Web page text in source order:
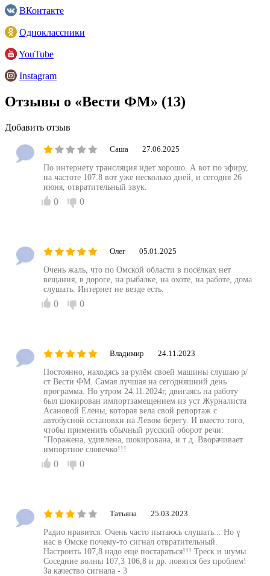
ВКонтакте
Одноклассники
YouTube
Instagram
Отзывы о «Вести ФМ» (13)
Добавить отзыв
Саша 27.06.2025
По интернету трансляция идет хорошо. А вот по эфиру,
на частоте 107.8 вот уже несколько дней, и сегодня 26
июня, отвратительный звук.
0 0
Олег 05.01.2025
Очень жаль, что по Омской области в посёлках нет
вещания, в дороге, на рыбалке, на охоте, на работе, дома
слушать. Интернет не везде есть.
0 0
Владимир 24.11.2023
Постоянно, находясь за рулём своей машины слушаю р/
ст Вести ФМ. Самая лучшая на сегодняшний день
программа. Но утром 24.11.2024г, двигаясь на работу
был шокирован импортзамещением из уст Журналиста
Асановой Елены, которая вела свой репортаж с
автобусной остановки на Левом берегу. И вместо того,
чтобы применить обычный русский оборот речи:
"Поражена, удивлена, шокирована, и т д. Вворачивает
импортное словечко!!!
0 0
Татьяна 25.03.2023
Радио нравится. Очень часто пытаюсь слушать... Но ү
нас в Омске почему-то сигнал отвратительный.
Настроить 107,8 надо ещё постараться!!! Треск и шумы.
Соседние волны 107,3 106,8 и др. ловятся без проблем!
За качество сигнала - 3